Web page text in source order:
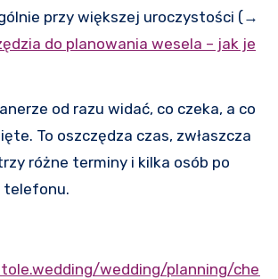
przy większej uroczystości (→
do planowania wesela – jak je
od razu widać, co czeka, a co
To oszczędza czas, zwłaszcza
różne terminy i kilka osób po
telefonu.
wedding/planning/